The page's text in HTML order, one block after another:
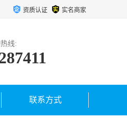
资质认证 实名商家
线:
联系方式